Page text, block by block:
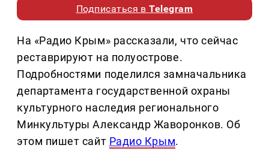
Подписаться вTelegram
На «Радио Крым» рассказали, что сейчас
реставрируют на полуострове.
Подробностями поделился замначальника
департамента государственной охраны
культурного наследия регионального
Минкультуры Александр Жаворонков. Об
этом пишет сайт Радио Крым.